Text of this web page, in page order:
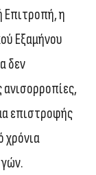
Επιτροπή, η
Εξαμήνου
δεν
ανισορροπίες,
επιστροφής
χρόνια